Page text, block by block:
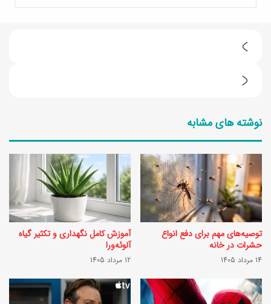
3
و
ش
ن
گ
ه
د
ا
ر
ی
ا
و
ن
گ
ن
ش
نوشته های مشابه
توصیه‌های مهم برای دفع انواع
حشرات در خانه
14 مرداد 1405
آموزش کامل نگهداری و تکثیر گیاه
آلوئه‌ورا
12 مرداد 1405